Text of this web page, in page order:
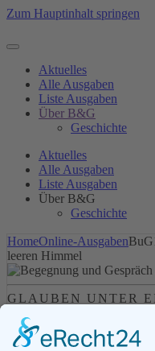
Zum Hauptinhalt springen
Aktuelles
Alle Ausgaben
Liste Ausgaben
Über B&G
Geschichte
Aktuelles
Alle Ausgaben
Liste Ausgaben
Über B&G
Geschichte
HomeOnline-Ausgaben
leeren Himmel
GLAUBEN UNTER
HIMMEL
AUSGABE:121/1999